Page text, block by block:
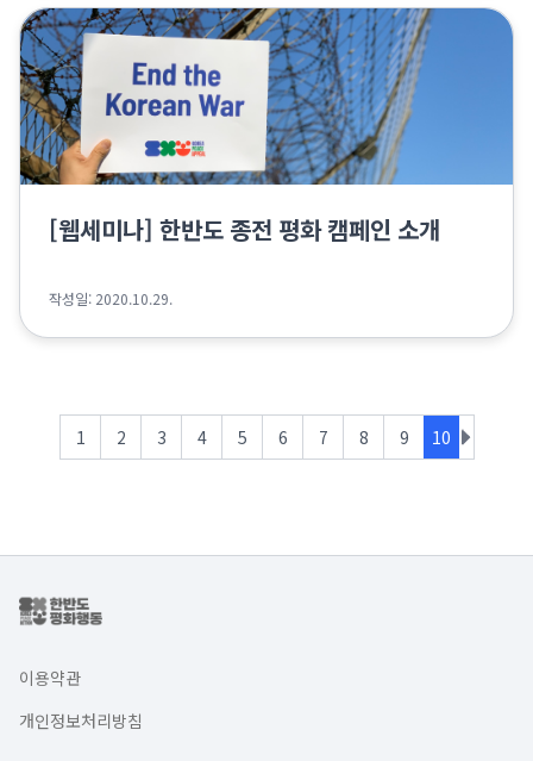
[웹세미나] 한반도 종전 평화 캠페인 소개
작성일: 2020.10.29.
1 2 3 4 5 6 7 8 9 10
이용약관
개인정보처리방침